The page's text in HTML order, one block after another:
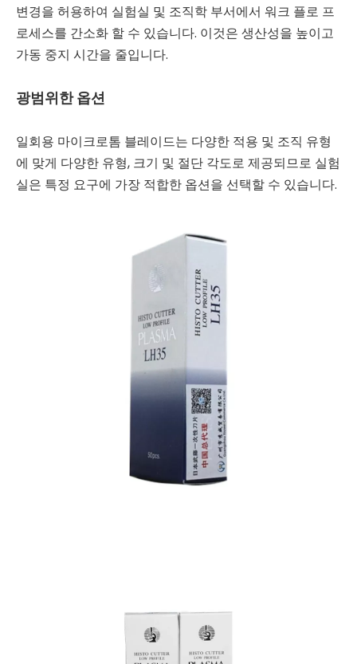
변경을 허용하여 실험실 및 조직학 부서에서 워크 플로 프
로세스를 간소화 할 수 있습니다. 이것은 생산성을 높이고
가동 중지 시간을 줄입니다.
광범위한 옵션
일회용 마이크로톰 블레이드는 다양한 적용 및 조직 유형
에 맞게 다양한 유형, 크기 및 절단 각도로 제공되므로 실험
실은 특정 요구에 가장 적합한 옵션을 선택할 수 있습니다.